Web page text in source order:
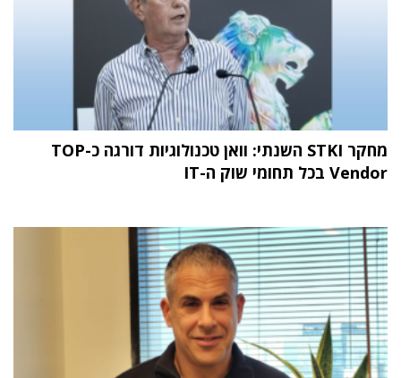
מחקר STKI השנתי: וואן טכנולוגיות דורגה כ-TOP
Vendor בכל תחומי שוק ה-IT